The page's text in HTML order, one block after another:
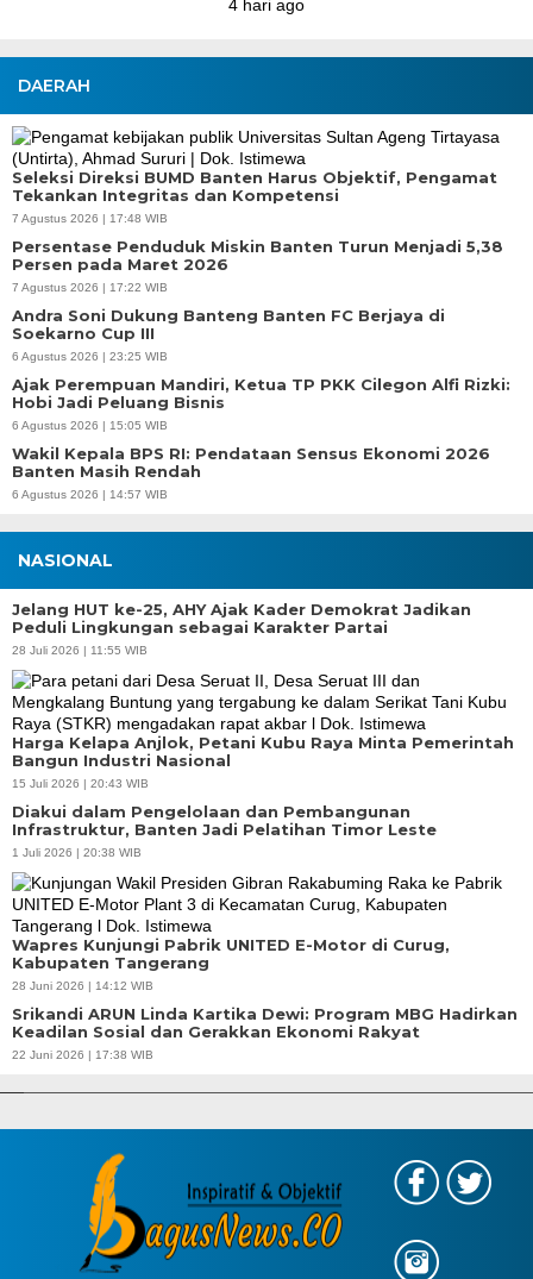
DAERAH
Seleksi Direksi BUMD Banten Harus Objektif, Pengamat
Tekankan Integritas dan Kompetensi
7 Agustus 2026 | 17:48 WIB
Persentase Penduduk Miskin Banten Turun Menjadi 5,38
Persen pada Maret 2026
7 Agustus 2026 | 17:22 WIB
Andra Soni Dukung Banteng Banten FC Berjaya di
Soekarno Cup III
6 Agustus 2026 | 23:25 WIB
Ajak Perempuan Mandiri, Ketua TP PKK Cilegon Alfi Rizki:
Hobi Jadi Peluang Bisnis
6 Agustus 2026 | 15:05 WIB
Wakil Kepala BPS RI: Pendataan Sensus Ekonomi 2026
Banten Masih Rendah
6 Agustus 2026 | 14:57 WIB
NASIONAL
Jelang HUT ke-25, AHY Ajak Kader Demokrat Jadikan
Peduli Lingkungan sebagai Karakter Partai
28 Juli 2026 | 11:55 WIB
Harga Kelapa Anjlok, Petani Kubu Raya Minta Pemerintah
Bangun Industri Nasional
15 Juli 2026 | 20:43 WIB
Diakui dalam Pengelolaan dan Pembangunan
Infrastruktur, Banten Jadi Pelatihan Timor Leste
1 Juli 2026 | 20:38 WIB
Wapres Kunjungi Pabrik UNITED E-Motor di Curug,
Kabupaten Tangerang
28 Juni 2026 | 14:12 WIB
Srikandi ARUN Linda Kartika Dewi: Program MBG Hadirkan
Keadilan Sosial dan Gerakkan Ekonomi Rakyat
22 Juni 2026 | 17:38 WIB
APBD Tahun 2025 Anggarkan Rp200 Miliar | Program Makan Bergizi